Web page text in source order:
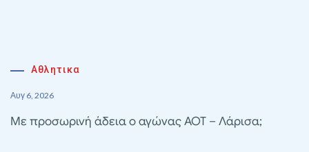
Αθλητικα
Αυγ 6, 2026
Με προσωρινή άδεια ο αγώνας ΑΟΤ – Λάρισα;